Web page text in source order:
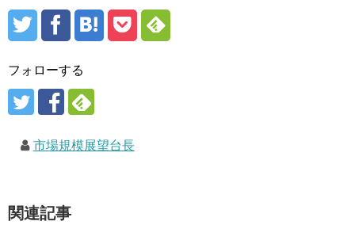
フォローする
市場規模展望台長
関連記事